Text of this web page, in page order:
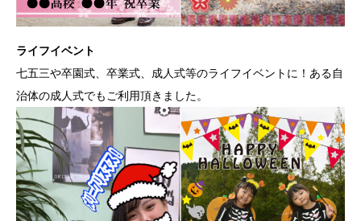
ライフイベント
七五三や卒園式、卒業式、成人式等のライフイベントに！ある自
治体の成人式でもご利用頂きました。